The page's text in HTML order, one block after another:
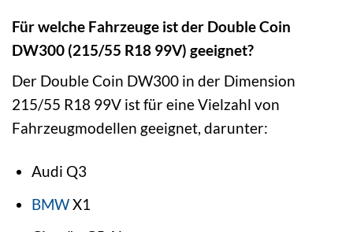
Für welche Fahrzeuge ist der Double Coin
DW300 (215/55 R18 99V) geeignet?
Der Double Coin DW300 in der Dimension
215/55 R18 99V ist für eine Vielzahl von
Fahrzeugmodellen geeignet, darunter:
Audi Q3
BMWX1